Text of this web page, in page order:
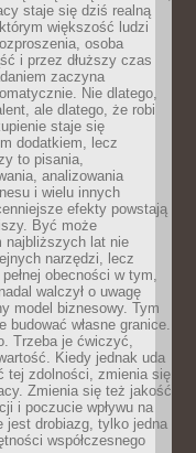
staje się dziś realną
większość ludzi
osoba
i przez dłuższy czas
zaczyna
Nie dlatego,
ale dlatego, że robi
staje się
dodatkiem, lecz
to pisania,
analizowania
i wielu innych
efekty powstają
Być może
najbliższych lat nie
narzędzi, lecz
obecności w tym,
walczył o uwagę
model biznesowy. Tym
budować własne granice.
Trzeba je ćwiczyć,
Kiedy jednak uda
tej zdolności, zmienia się
Zmienia się też jakość
i poczucie wpływu na
jest drobiazg, tylko jedna
współczesnego